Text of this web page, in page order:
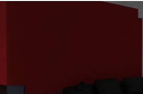
RAPID SI 10 ANI
CURATE SI USOR DE
si control rapid
Akos